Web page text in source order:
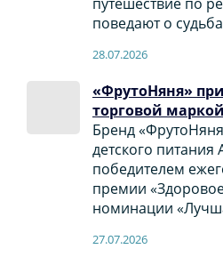
поведают о
28.07.2026
«ФрутоНяня»
торговой маркой
Бренд
детского
победителем
премии
номинации
27.07.2026